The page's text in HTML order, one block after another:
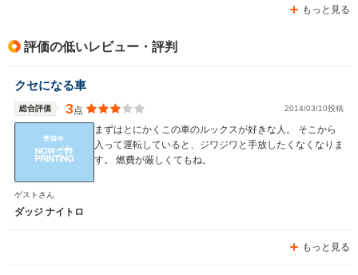
もっと見る
評価の低いレビュー・評判
クセになる車
総合評価 3点 2014/03/10投稿
まずはとにかくこの車のルックスが好きな人。 そこから
入って運転していると、ジワジワと手放したくなくなりま
す。 燃費が厳しくてもね。
ゲストさん
ダッジ ナイトロ
もっと見る